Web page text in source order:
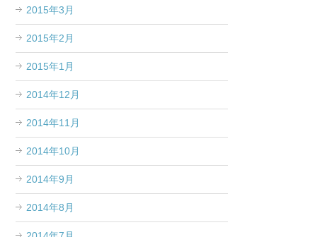
2015年3月
2015年2月
2015年1月
2014年12月
2014年11月
2014年10月
2014年9月
2014年8月